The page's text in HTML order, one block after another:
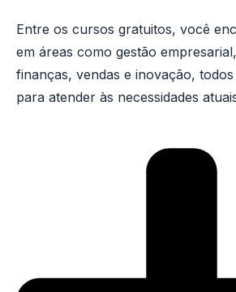
Entre os cursos gratuitos, você
em áreas como gestão
finanças, vendas e inovação,
para atender às necessidades